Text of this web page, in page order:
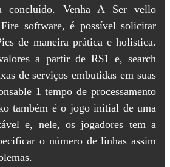
concluído. Venha A Ser vello
software, é possível solicitar
de maneira prática e holistica.
a partir de R$1 e, search
de serviços embutidas em suas
1 tempo de processamento
também é o jogo initial de uma
e, nele, os jogadores tem a
o número de linhas assim